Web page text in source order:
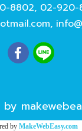
8802, 02-920-
,
by MakeWebEasy.com